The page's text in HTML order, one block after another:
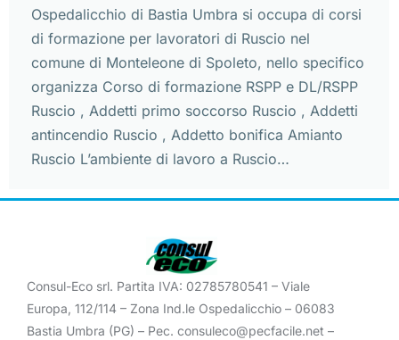
Ospedalicchio di Bastia Umbra si occupa di corsi
di formazione per lavoratori di Ruscio nel
comune di Monteleone di Spoleto, nello specifico
organizza Corso di formazione RSPP e DL/RSPP
Ruscio , Addetti primo soccorso Ruscio , Addetti
antincendio Ruscio , Addetto bonifica Amianto
Ruscio L’ambiente di lavoro a Ruscio…
Consul-Eco srl. Partita IVA: 02785780541 – Viale
Europa, 112/114 – Zona Ind.le Ospedalicchio – 06083
Bastia Umbra (PG) – Pec. consuleco@pecfacile.net –